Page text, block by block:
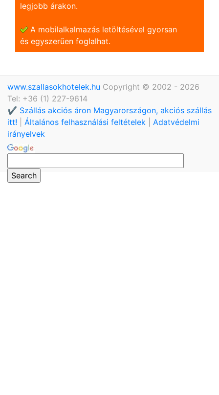
legjobb árakon.
A mobilalkalmazás letöltésével gyorsan
és egyszerũen foglalhat.
www.szallasokhotelek.hu Copyright © 2002 - 2026
Tel: +36 (1) 227-9614
✔️ Szállás akciós áron Magyarországon, akciós szállás
itt!
Általános felhasználási feltételek
Adatvédelmi
irányelvek